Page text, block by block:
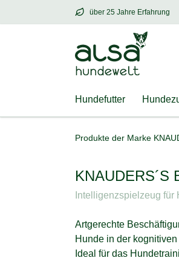
über 25 Jahre Erfahrung
über25 Jahre
Hundefutter
Produkte der Marke
KNAUDERS´S
Intelligenzspielzeug für
Artgerechte
Hunde in der
Ideal für das